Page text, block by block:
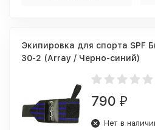
Экипировка для спорта SPF
30-2 (Array / Черно-синий)
790 ₽
Нет в